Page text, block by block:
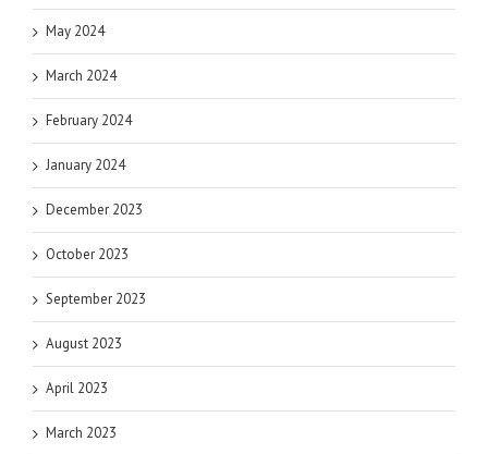
May 2024
March 2024
February 2024
January 2024
December 2023
October 2023
September 2023
August 2023
April 2023
March 2023